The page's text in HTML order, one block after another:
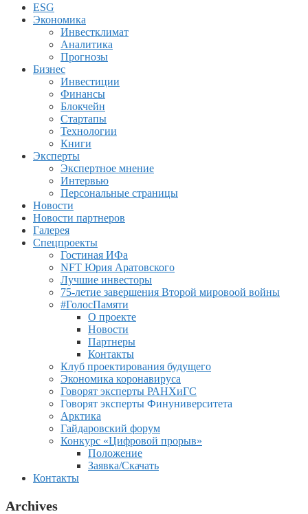
ESG
Экономика
Инвестклимат
Аналитика
Прогнозы
Бизнес
Инвестиции
Финансы
Блокчейн
Стартапы
Технологии
Книги
Эксперты
Экспертное мнение
Интервью
Персональные страницы
Новости
Новости партнеров
Галерея
Спецпроекты
Гостиная ИФа
NFT Юрия Аратовского
Лучшие инвесторы
75-летие завершения Второй мировоой войны
#ГолосПамяти
О проекте
Новости
Партнеры
Контакты
Клуб проектирования будущего
Экономика коронавируса
Говорят эксперты РАНХиГС
Говорят эксперты Финуниверситета
Арктика
Гайдаровский форум
Конкурс «Цифровой прорыв»
Положение
Заявка/Скачать
Контакты
Archives